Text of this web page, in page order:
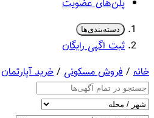
دسته‌بندی‌ها
ثبت اگهی رایگان
خانه /فروش مسکونی /خرید آپارتمان